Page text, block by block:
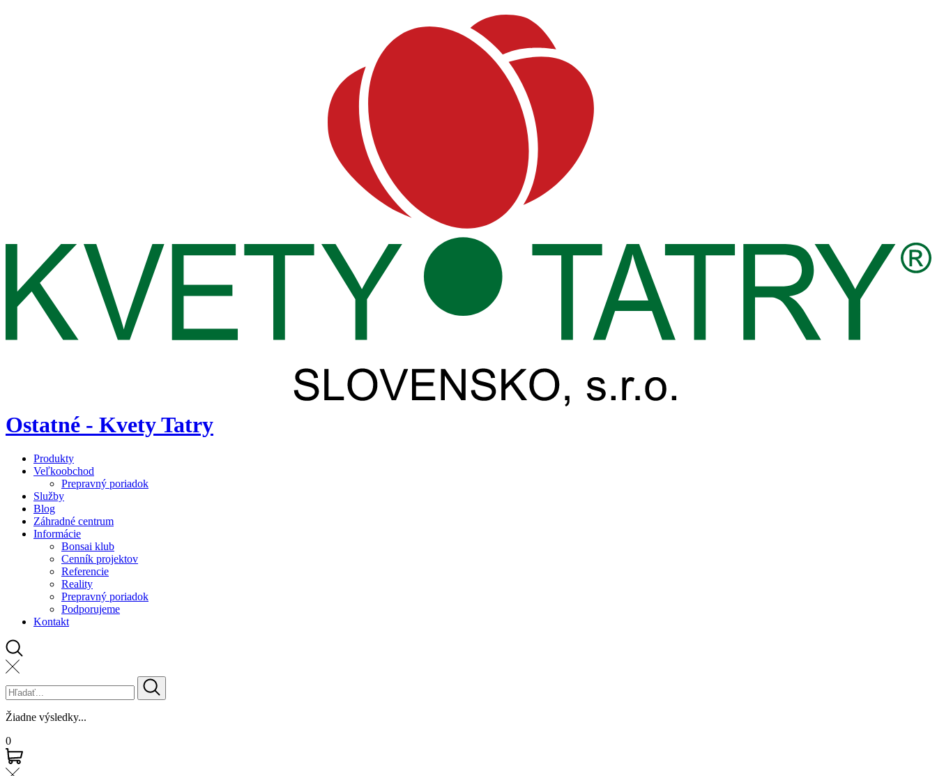
Ostatné - Kvety Tatry
Produkty
Veľkoobchod
Prepravný poriadok
Služby
Blog
Záhradné centrum
Informácie
Bonsai klub
Cenník projektov
Referencie
Reality
Prepravný poriadok
Podporujeme
Kontakt
Žiadne výsledky...
0